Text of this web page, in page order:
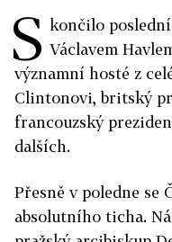
S končilo
Václavem
významní hosté z
Clintonovi, britský
francouzský
dalších.
Přesně v poledne se
absolutního ticha.